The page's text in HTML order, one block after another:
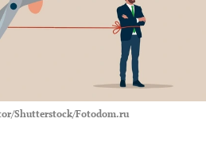
Shutterstock/Fotodom.ru